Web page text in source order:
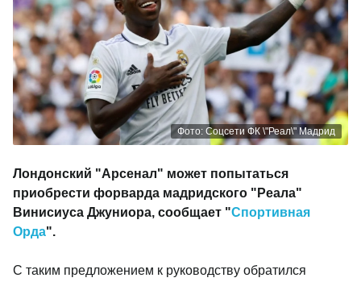
Фото: Соцсети ФК \"Реал\" Мадрид
Лондонский "Арсенал" может попытаться
приобрести форварда мадридского "Реала"
Винисиуса Джуниора, сообщает "Спортивная
Орда".
С таким предложением к руководству обратился